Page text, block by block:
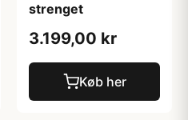
strenget
3.199,00 kr
Køb her